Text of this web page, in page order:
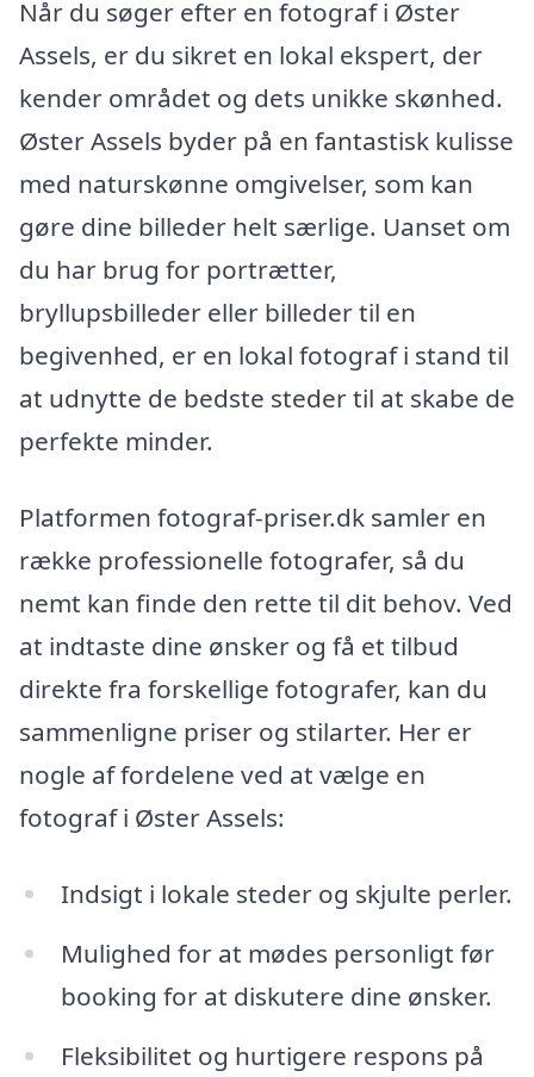
Når du søger efter en fotograf i Øster
Assels, er du sikret en lokal ekspert, der
kender området og dets unikke skønhed.
Øster Assels byder på en fantastisk kulisse
med naturskønne omgivelser, som kan
gøre dine billeder helt særlige. Uanset om
du har brug for portrætter,
bryllupsbilleder eller billeder til en
begivenhed, er en lokal fotograf i stand til
at udnytte de bedste steder til at skabe de
perfekte minder.
Platformen fotograf-priser.dk samler en
række professionelle fotografer, så du
nemt kan finde den rette til dit behov. Ved
at indtaste dine ønsker og få et tilbud
direkte fra forskellige fotografer, kan du
sammenligne priser og stilarter. Her er
nogle af fordelene ved at vælge en
fotograf i Øster Assels:
Indsigt i lokale steder og skjulte perler.
Mulighed for at mødes personligt før
booking for at diskutere dine ønsker.
Fleksibilitet og hurtigere respons på